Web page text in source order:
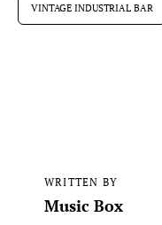
VINTAGE INDUSTRIAL BAR
WRITTEN BY
Music Box